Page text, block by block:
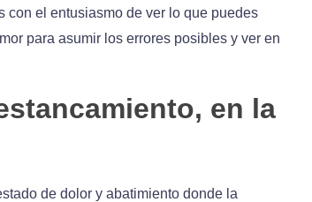
con el entusiasmo de ver lo que puedes
para asumir los errores posibles y ver en
en la
de dolor y abatimiento donde la